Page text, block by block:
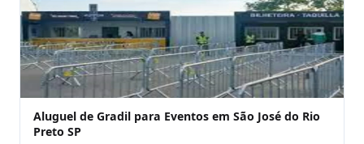
Aluguel de Gradil para Eventos em São José do Rio
Preto SP